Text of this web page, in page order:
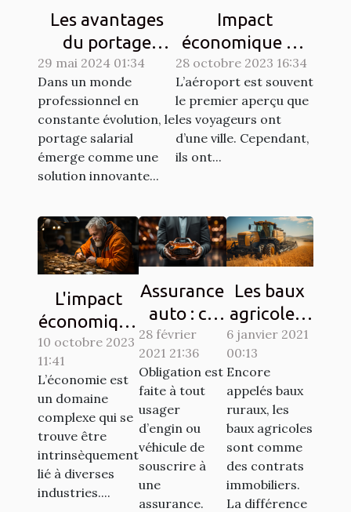
Les avantages
du portage
salarial pour les
freelances dans
la région Nord-
Pas-de-Calais
29 mai 2024 01:34
Dans un monde
professionnel en
constante évolution, le
portage salarial
émerge comme une
solution innovante...
Impact
économique du
taxi
aéroportuaire
sur l'économie
de Lyon
28 octobre 2023 16:34
L’aéroport est souvent
le premier aperçu que
les voyageurs ont
d’une ville. Cependant,
ils ont...
L'impact
économique
de la
métallerie
serrurerie à
Vendôme
10 octobre 2023
11:41
L’économie est
un domaine
complexe qui se
trouve être
intrinsèquement
lié à diverses
industries....
Assurance
auto : ce
qu’il faut
pour votre
véhicule
de luxe
28 février
2021 21:36
Obligation est
faite à tout
usager
d’engin ou
véhicule de
souscrire à
une
assurance.
Les baux
agricoles :
différents
types et
comment
signer ?
6 janvier 2021
00:13
Encore
appelés baux
ruraux, les
baux agricoles
sont comme
des contrats
immobiliers.
La différence